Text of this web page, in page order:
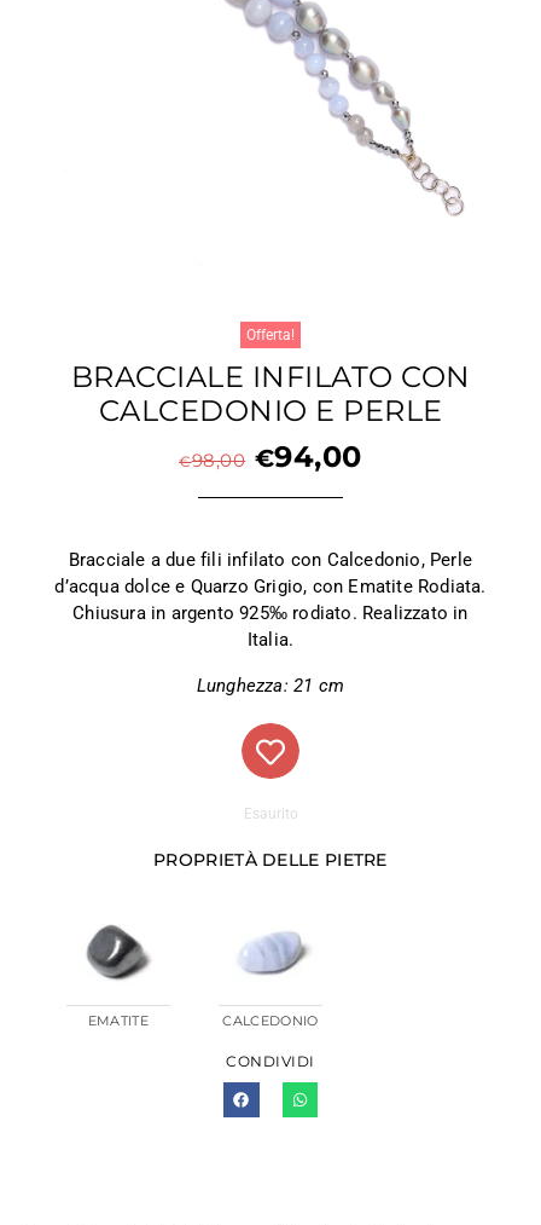
Offerta!
BRACCIALE INFILATO CON
CALCEDONIO E PERLE
€98,00 €94,00
Bracciale a due fili infilato con Calcedonio, Perle
d’acqua dolce e Quarzo Grigio, con Ematite Rodiata.
Chiusura in argento 925‰ rodiato. Realizzato in
Italia.
Lunghezza: 21 cm
Esaurito
PROPRIETÀ DELLE PIETRE
EMATITE CALCEDONIO
CONDIVIDI